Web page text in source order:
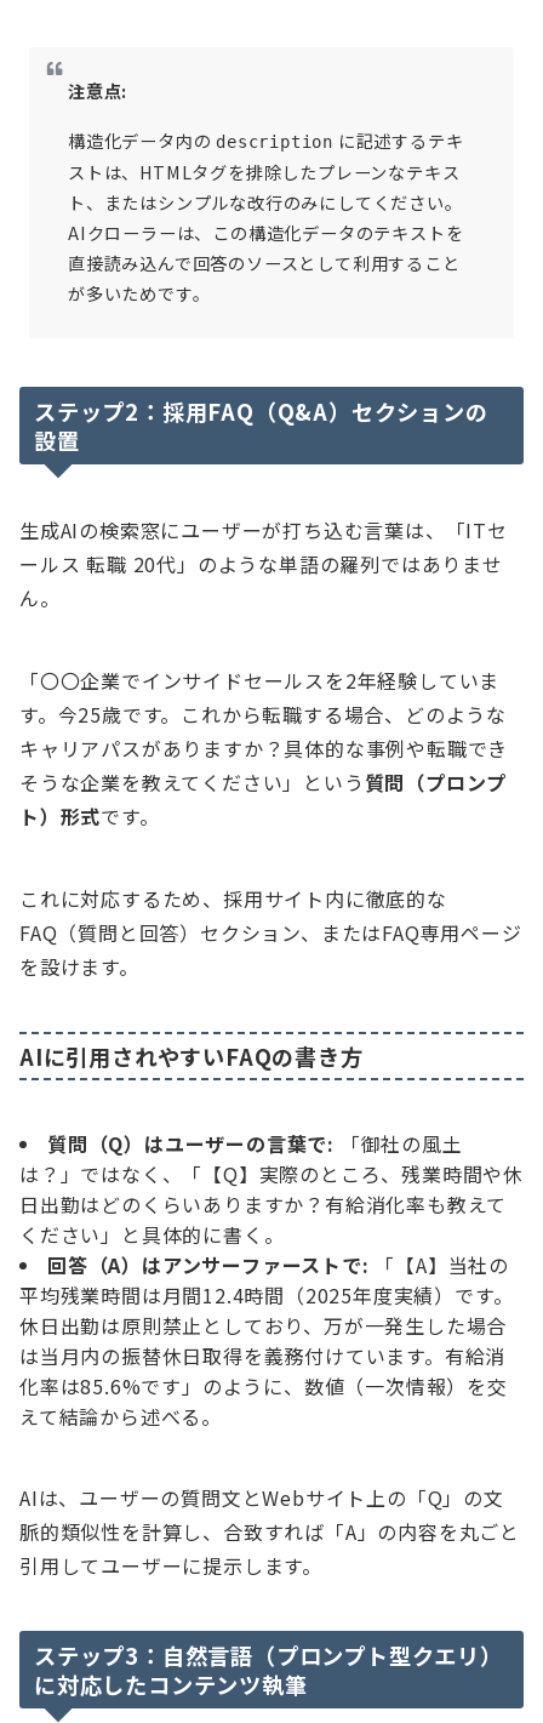
注意点:
構造化データ内の description に記述するテキ
ストは、HTMLタグを排除したプレーンなテキス
ト、またはシンプルな改行のみにしてください。
AIクローラーは、この構造化データのテキストを
直接読み込んで回答のソースとして利用すること
が多いためです。
ステップ2：採用FAQ（Q&A）セクションの
設置
生成AIの検索窓にユーザーが打ち込む言葉は、「ITセ
ールス 転職 20代」のような単語の羅列ではありませ
ん。
「〇〇企業でインサイドセールスを2年経験していま
す。今25歳です。これから転職する場合、どのような
キャリアパスがありますか？具体的な事例や転職でき
そうな企業を教えてください」という 質問（プロンプ
ト）形式です。
これに対応するため、採用サイト内に徹底的な
FAQ（質問と回答）セクション、またはFAQ専用ページ
を設けます。
AIに引用されやすいFAQの書き方
質問（Q）はユーザーの言葉で: 「御社の風土
は？」ではなく、「【Q】実際のところ、残業時間や休
日出勤はどのくらいありますか？有給消化率も教えて
ください」と具体的に書く。
回答（A）はアンサーファーストで: 「【A】当社の
平均残業時間は月間12.4時間（2025年度実績）です。
休日出勤は原則禁止としており、万が一発生した場合
は当月内の振替休日取得を義務付けています。有給消
化率は85.6%です」のように、数値（一次情報）を交
えて結論から述べる。
AIは、ユーザーの質問文とWebサイト上の「Q」の文
脈的類似性を計算し、合致すれば「A」の内容を丸ごと
引用してユーザーに提示します。
ステップ3：自然言語（プロンプト型クエリ）
に対応したコンテンツ執筆